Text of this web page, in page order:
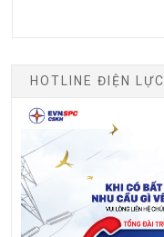
HOTLINE ĐIỆN LỰC